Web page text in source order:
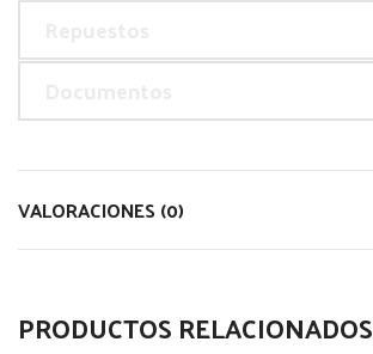
VALORACIONES (0)
PRODUCTOS RELACIONADOS